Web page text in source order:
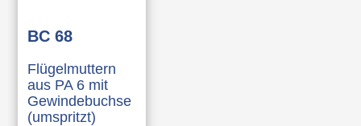
BC 68
Flügelmuttern
aus PA 6 mit
Gewindebuchse
(umspritzt)